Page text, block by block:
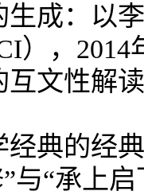
生成：以
）， 2014
互文性解
经典的经
与“承上